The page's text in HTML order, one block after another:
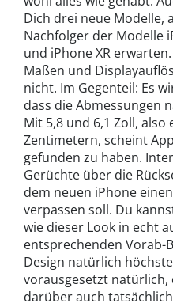
Dich drei neue Modelle,
Nachfolger der Modelle
und iPhone XR
Maßen und
nicht. Im Gegenteil: Es
dass die Abmessungen
Mit 5,8 und 6,1 Zoll, also
Zentimetern, scheint
gefunden zu haben.
Gerüchte über die
dem neuen iPhone
verpassen soll. Du
wie dieser Look in echt
entsprechenden Vorab-
Design natürlich
vorausgesetzt natürlich,
darüber auch